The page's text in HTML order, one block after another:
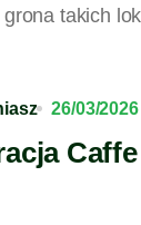
grona takich
26/03/2026